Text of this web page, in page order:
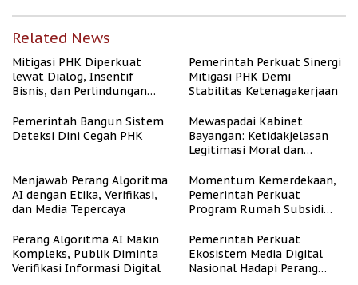
Related News
Mitigasi PHK Diperkuat
lewat Dialog, Insentif
Bisnis, dan Perlindungan
Pemerintah Perkuat Sinergi
Mitigasi PHK Demi
Stabilitas Ketenagakerjaan
Pemerintah Bangun Sistem
Deteksi Dini Cegah PHK
Mewaspadai Kabinet
Bayangan: Ketidakjelasan
Legitimasi Moral dan
Menjawab Perang Algoritma
AI dengan Etika, Verifikasi,
dan Media Tepercaya
Momentum Kemerdekaan,
Pemerintah Perkuat
Program Rumah Subsidi
Berpenghasilan Rendah
Perang Algoritma AI Makin
Kompleks, Publik Diminta
Verifikasi Informasi Digital
Pemerintah Perkuat
Ekosistem Media Digital
Nasional Hadapi Perang